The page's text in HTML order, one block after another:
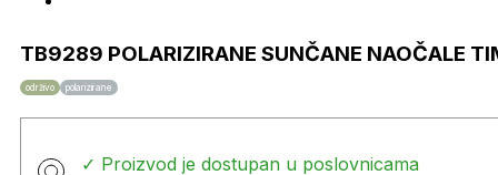
TB9289 POLARIZIRANE SUNČANE NAOČALE
održivo polarizirane
✓ Proizvod je dostupan u poslovnicama